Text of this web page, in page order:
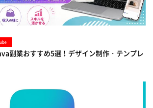
副業おすすめ5選！デザイン制作・テンプレ